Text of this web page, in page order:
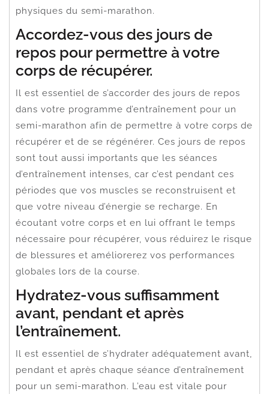
physiques du semi-marathon.
Accordez-vous des jours de
repos pour permettre à votre
corps de récupérer.
Il est essentiel de s’accorder des jours de repos
dans votre programme d’entraînement pour un
semi-marathon afin de permettre à votre corps de
récupérer et de se régénérer. Ces jours de repos
sont tout aussi importants que les séances
d’entraînement intenses, car c’est pendant ces
périodes que vos muscles se reconstruisent et
que votre niveau d’énergie se recharge. En
écoutant votre corps et en lui offrant le temps
nécessaire pour récupérer, vous réduirez le risque
de blessures et améliorerez vos performances
globales lors de la course.
Hydratez-vous suffisamment
avant, pendant et après
l’entraînement.
Il est essentiel de s’hydrater adéquatement avant,
pendant et après chaque séance d’entraînement
pour un semi-marathon. L’eau est vitale pour